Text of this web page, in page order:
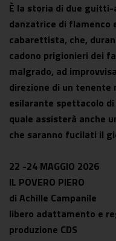
È la storia di due
danzatrice di flamenco
cabarettista, che,
cadono prigionieri dei
malgrado, ad
direzione di un tenente
esilarante spettacolo
quale assisterà anche
che saranno fucilati il
22 -24 MAGGIO 2026
IL POVERO PIERO
di Achille Campanile
libero adattamento e
produzione CDS